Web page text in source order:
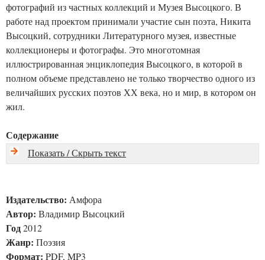
фотографий из частных коллекций и Музея Высоцкого. В
работе над проектом принимали участие сын поэта, Никита
Высоцкий, сотрудники Литературного музея, известные
коллекционеры и фотографы. Это многотомная
иллюстрированная энциклопедия Высоцкого, в которой в
полном объеме представлено не только творчество одного из
величайших русских поэтов ХХ века, но и мир, в котором он
жил.
Содержание
Показать / Скрыть текст
Издательство: Амфора
Автор: Владимир Высоцкий
Год2012
Жанр: Поэзия
Формат: PDF, MP3